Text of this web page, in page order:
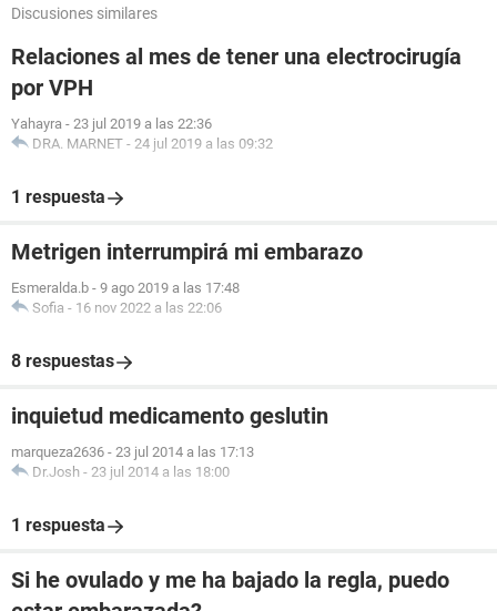
Discusiones similares
Relaciones al mes de tener una electrocirugía
por VPH
Yahayra - 23 jul 2019 a las 22:36
DRA. MARNET - 24 jul 2019 a las 09:32
1 respuesta
Metrigen interrumpirá mi embarazo
Esmeralda.b - 9 ago 2019 a las 17:48
Sofia - 16 nov 2022 a las 22:06
8 respuestas
inquietud medicamento geslutin
marqueza2636 - 23 jul 2014 a las 17:13
Dr.Josh - 23 jul 2014 a las 18:00
1 respuesta
Si he ovulado y me ha bajado la regla, puedo